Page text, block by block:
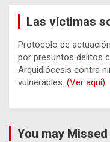
Las víctimas
Protocolo de
por presuntos delitos
Arquidiócesis contra
vulnerables. (Ver aquí)
You may Missed